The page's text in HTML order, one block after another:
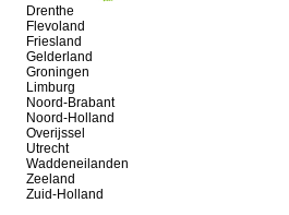
Drenthe
Flevoland
Friesland
Gelderland
Groningen
Limburg
Noord-Brabant
Noord-Holland
Overijssel
Utrecht
Waddeneilanden
Zeeland
Zuid-Holland